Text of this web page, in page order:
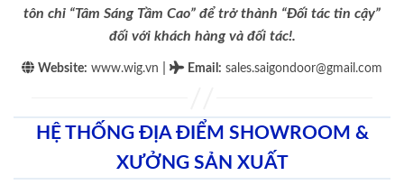
tôn chỉ “Tâm Sáng Tầm Cao” để trở thành “Đối tác tin cậy”
đối với khách hàng và đối tác!.
Website: www.wig.vn Email : sales.saigondoor@gmail.com
HỆ THỐNG ĐỊA ĐIỂM SHOWROOM &
XƯỞNG SẢN XUẤT